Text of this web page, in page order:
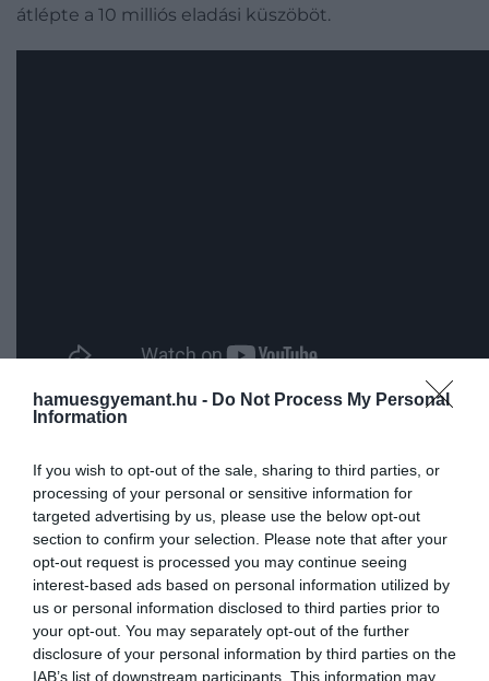
hamuesgyemant.hu - Do Not Process My Personal
Information
If you wish to opt-out of the sale, sharing to third parties, or
processing of your personal or sensitive information for
targeted advertising by us, please use the below opt-out
section to confirm your selection. Please note that after your
opt-out request is processed you may continue seeing
interest-based ads based on personal information utilized by
us or personal information disclosed to third parties prior to
your opt-out. You may separately opt-out of the further
disclosure of your personal information by third parties on the
IAB’s list of downstream participants. This information may
átlépte a 10 milliós eladási küszöböt.
Természetesen a hírt Cardi is bejelentette a Twitteren.
Hű, két gyémántlemezt
kaptam! Köszönöm nagyon a
@maroon5-nak, hogy
ez az a dal, amit minden
alkalommal dúdolgatok a